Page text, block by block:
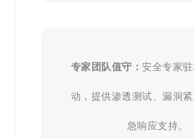
专家团队值守：安全专家
动，提供渗透测试、漏洞
急响应支持。